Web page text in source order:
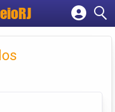
empresa